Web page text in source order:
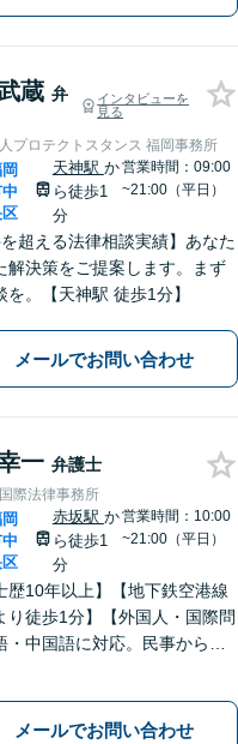
蔵 弁
インタビューを
見る
プロテクトスタンス 福岡事務所
天神駅 か
ら徒歩1
分
営業時間：09:00
~21:00（平日）
を超える法律相談実績】あなた
解決策をご提案します。まず
を。【天神駅 徒歩1分】
メールでお問い合わせ
一 弁護士
際法律事務所
赤坂駅 か
ら徒歩1
分
営業時間：10:00
~21:00（平日）
歴10年以上】【地下鉄空港線
り徒歩1分】【外国人・国際問
・中国語に対応。民事から刑
実績多数【税務訴訟】税務調
メールでお問い合わせ